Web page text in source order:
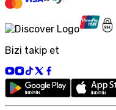
Bizi takip et